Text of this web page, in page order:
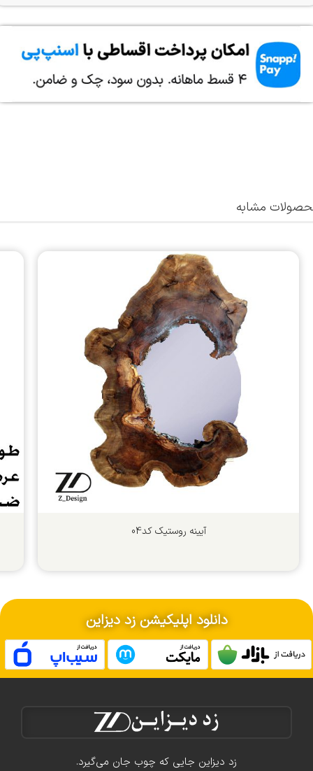
مشابه
آیینه روستیک کد04
دانلود اپلیکیشن زد دیزاین
زد دیزاین جایی که چوب جان می‌گیرد.